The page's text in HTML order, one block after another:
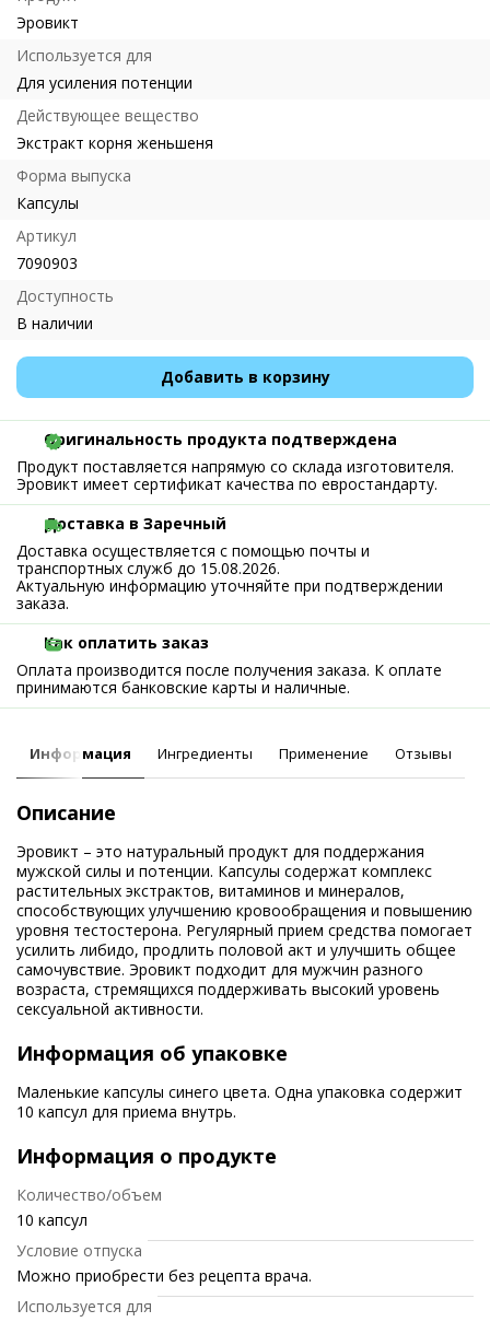
Эровикт
Используется для
Для усиления потенции
Действующее вещество
Экстракт корня женьшеня
Форма выпуска
Капсулы
Артикул
7090903
Доступность
В наличии
Добавить в корзину
Оригинальность продукта подтверждена
Продукт поставляется напрямую со склада изготовителя.
Эровикт имеет сертификат качества по евростандарту.
Доставка в Заречный
Доставка осуществляется с помощью почты и
транспортных служб до 15.08.2026.
Актуальную информацию уточняйте при подтверждении
заказа.
Как оплатить заказ
Оплата производится после получения заказа. К оплате
принимаются банковские карты и наличные.
Информация Ингредиенты Применение Отзывы
Описание
Эровикт – это натуральный продукт для поддержания
мужской силы и потенции. Капсулы содержат комплекс
растительных экстрактов, витаминов и минералов,
способствующих улучшению кровообращения и повышению
уровня тестостерона. Регулярный прием средства помогает
усилить либидо, продлить половой акт и улучшить общее
самочувствие. Эровикт подходит для мужчин разного
возраста, стремящихся поддерживать высокий уровень
сексуальной активности.
Информация об упаковке
Маленькие капсулы синего цвета. Одна упаковка содержит
10 капсул для приема внутрь.
Информация о продукте
Количество/объем
10 капсул
Условие отпуска
Можно приобрести без рецепта врача.
Используется для